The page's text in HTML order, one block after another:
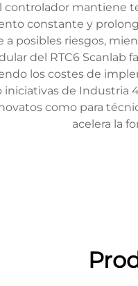
mantiene
constante y
a posibles riesgos,
del RTC6 Scanlab
los costes de
de Industria
como para
acelera la